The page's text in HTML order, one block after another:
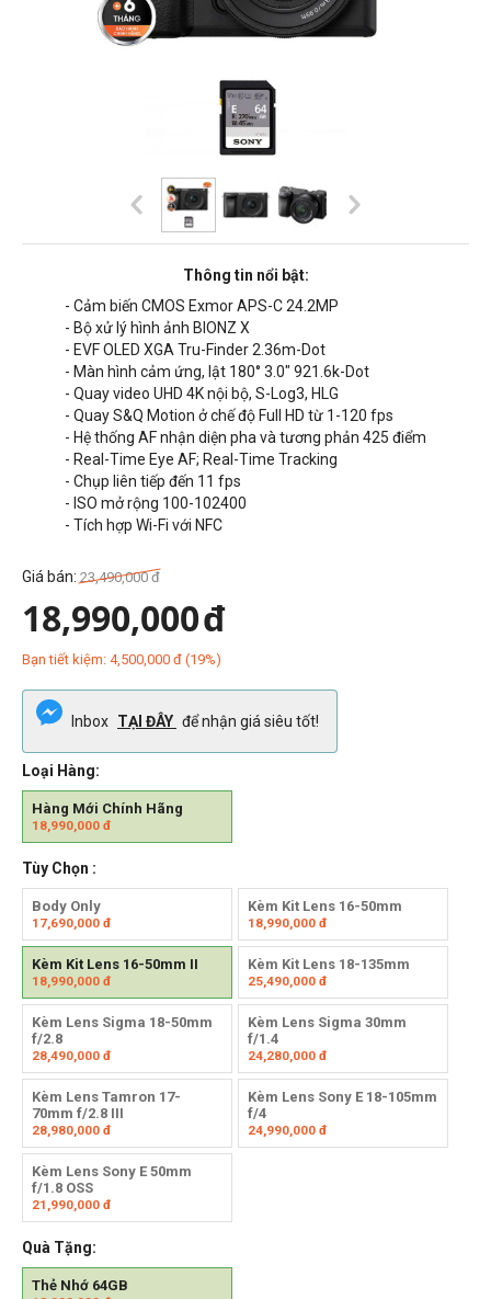
Thông tin nổi bật:
- Cảm biến CMOS Exmor APS-C 24.2MP
- Bộ xử lý hình ảnh BIONZ X
- EVF OLED XGA Tru-Finder 2.36m-Dot
- Màn hình cảm ứng, lật 180° 3.0" 921.6k-Dot
- Quay video UHD 4K nội bộ, S-Log3, HLG
- Quay S&Q Motion ở chế độ Full HD từ 1-120 fps
- Hệ thống AF nhận diện pha và tương phản 425 điểm
- Real-Time Eye AF; Real-Time Tracking
- Chụp liên tiếp đến 11 fps
- ISO mở rộng 100-102400
- Tích hợp Wi-Fi với NFC
Giá bán: 23,490,000 đ
18,990,000đ
Bạn tiết kiệm: 4,500,000 đ (19%)
Inbox TẠI ĐÂY để nhận giá siêu tốt!
Loại Hàng:
Hàng Mới Chính Hãng
18,990,000 đ
Tùy Chọn :
Body Only
17,690,000 đ
Kèm Kit Lens 16-50mm
18,990,000đ
Kèm Kit Lens 16-50mm II
18,990,000 đ
Kèm Kit Lens 18-135mm
25,490,000đ
Kèm Lens Sigma 18-50mm
f/2.8
28,490,000 đ
Kèm Lens Sigma 30mm
f/1.4
24,280,000đ
Kèm Lens Tamron 17-
70mm f/2.8 III
28,980,000 đ
Kèm Lens Sony E 18-105mm
f/4
24,990,000đ
Kèm Lens Sony E 50mm
f/1.8 OSS
21,990,000 đ
Quà Tặng:
Thẻ Nhớ 64GB